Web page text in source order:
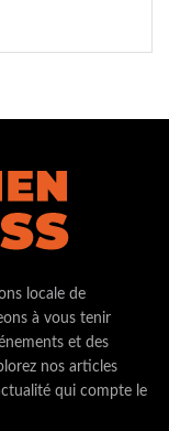
locale de
à vous tenir
et des
nos articles
qui compte le